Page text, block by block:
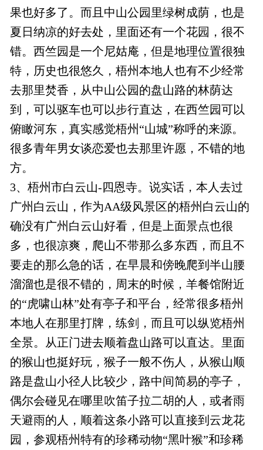
果也好多了。而且中山公园里绿树成荫，也是
夏日纳凉的好去处，里面还有一个花园，很不
错。西竺园是一个尼姑庵，但是地理位置很独
特，历史也很悠久，梧州本地人也有不少经常
去那里焚香，从中山公园的盘山路的林荫达
到，可以驱车也可以步行直达，在西竺园可以
俯瞰河东，真实感觉梧州“山城”称呼的来源。
很多青年男女谈恋爱也去那里许愿，不错的地
方。
3、梧州市白云山-四恩寺。说实话，本人去过
广州白云山，作为AA级风景区的梧州白云山的
确没有广州白云山好看，但是上面景点也很
多，也很凉爽，爬山不带那么多东西，而且不
要走的那么急的话，在早晨和傍晚爬到半山腰
溜溜也是很不错的，周末的时候，羊餐馆附近
的“虎啸山林”处有亭子和平台，经常很多梧州
本地人在那里打牌，练剑，而且可以纵览梧州
全景。从正门进去顺着盘山路可以直达。里面
的猴山也挺好玩，猴子一般不伤人，从猴山顺
路是盘山小径人比较少，路中间简易的亭子，
偶尔会碰见在哪里吹笛子拉二胡的人，或者雨
天避雨的人，顺着这条小路可以直接到云龙花
园，参观梧州特有的珍稀动物“黑叶猴”和珍稀